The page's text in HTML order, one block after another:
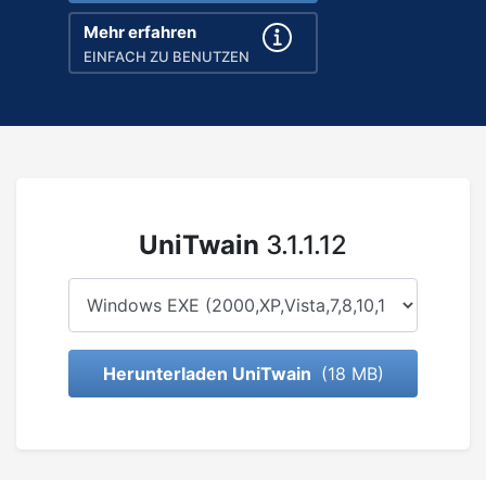
Mehr erfahren
EINFACH ZU BENUTZEN
UniTwain 3.1.1.12
Herunterladen UniTwain (18 MB)